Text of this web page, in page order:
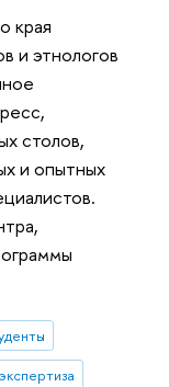
края
и этнологов
столов,
и опытных
экспертиза